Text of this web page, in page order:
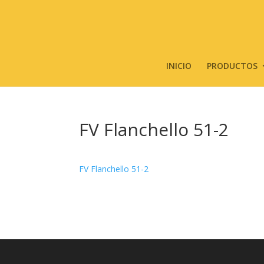
INICIO PRODUCTOS
FV Flanchello 51-2
FV Flanchello 51-2